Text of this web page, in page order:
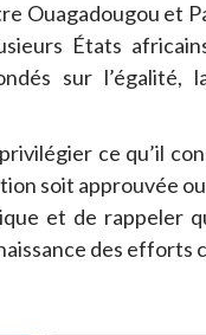
Ouagadougou et
États
sur
ce qu’il
soit approuvée
et de rappeler
des efforts